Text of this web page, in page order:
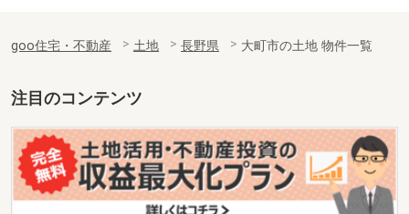
goo住宅・不動産 土地 長野県 大町市の土地 物件一覧
注目のコンテンツ